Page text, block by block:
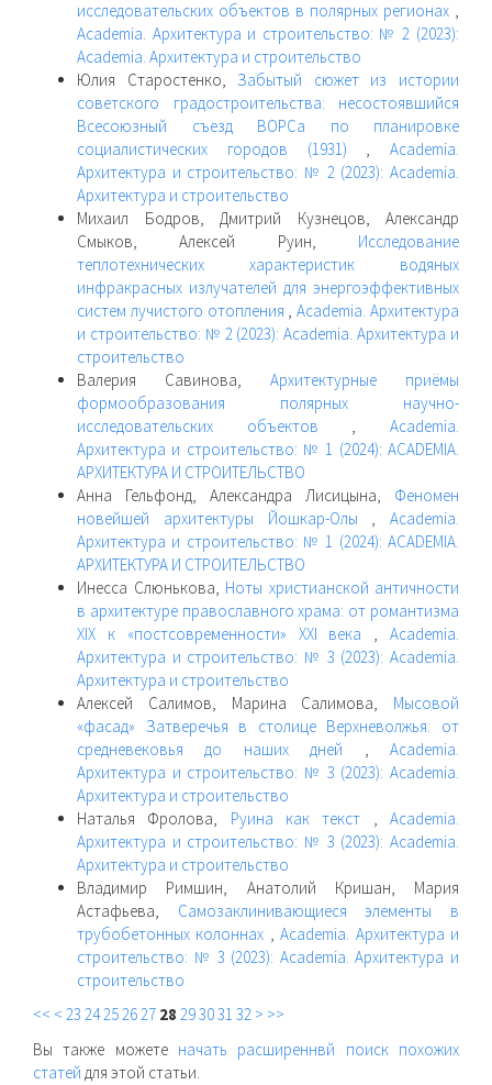
исследовательских объектов в полярных регионах ,
Academia. Архитектура и строительство: № 2 (2023):
Academia. Архитектура и строительство
Юлия Старостенко,Забытый сюжет из истории
советского градостроительства: несостоявшийся
Всесоюзный съезд ВОРСа по планировке
социалистических городов (1931) , Academia.
Архитектура и строительство: № 2 (2023): Academia.
Архитектура и строительство
Михаил Бодров, Дмитрий Кузнецов, Александр
Смыков, Алексей Руин, Исследование
теплотехнических характеристик водяных
инфракрасных излучателей для энергоэффективных
систем лучистого отопления ,Academia. Архитектура
и строительство: № 2 (2023): Academia. Архитектура и
строительство
Валерия Савинова, Архитектурные приёмы
формообразования полярных научно-
исследовательских объектов ,Academia.
Архитектура и строительство: № 1 (2024): ACADEMIA.
АРХИТЕКТУРА И СТРОИТЕЛЬСТВО
Анна Гельфонд, Александра Лисицына, Феномен
новейшей архитектуры Йошкар-Олы , Academia.
Архитектура и строительство: № 1 (2024): ACADEMIA.
АРХИТЕКТУРА И СТРОИТЕЛЬСТВО
Инесса Слюнькова, Ноты христианской античности
в архитектуре православного храма: от романтизма
XIX к «постсовременности» XXI века ,Academia.
Архитектура и строительство: № 3 (2023): Academia.
Архитектура и строительство
Алексей Салимов, Марина Салимова, Мысовой
«фасад» Затверечья в столице Верхневолжья: от
средневековья до наших дней ,Academia.
Архитектура и строительство: № 3 (2023): Academia.
Архитектура и строительство
Наталья Фролова, Руина как текст ,Academia.
Архитектура и строительство: № 3 (2023): Academia.
Архитектура и строительство
Владимир Римшин, Анатолий Кришан, Мария
Астафьева, Самозаклинивающиеся элементы в
трубобетонных колоннах ,Academia. Архитектура и
строительство: № 3 (2023): Academia. Архитектура и
строительство
<< < 23 24252627 28 293031 32 > >>
Вы также можете начать расширеннвй поиск похожих
статей для этой статьи.